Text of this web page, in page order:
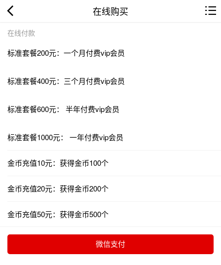
在线购买
在线付款
标准套餐200元：一个月付费vip会员
标准套餐400元：三个月付费vip会员
标准套餐600元： 半年付费vip会员
标准套餐1000元： 一年付费vip会员
金币充值10元：获得金币100个
金币充值20元：获得金币200个
金币充值50元：获得金币500个